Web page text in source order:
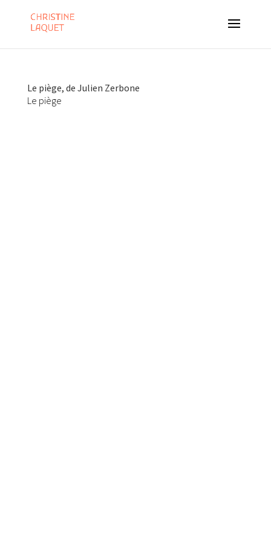
Le piège, de Julien Zerbone
Le piège